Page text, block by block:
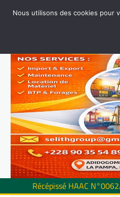
Récépissé HAAC
Nous utilisons des cookies pour